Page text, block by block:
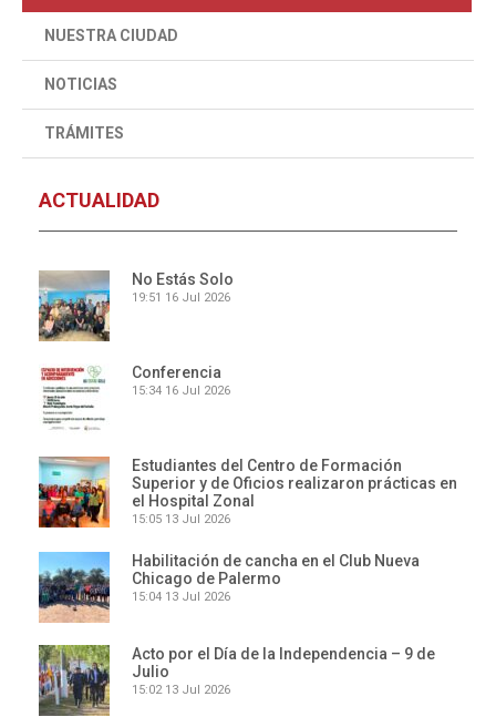
NUESTRA CIUDAD
NOTICIAS
TRÁMITES
ACTUALIDAD
No Estás Solo
19:51 16 Jul 2026
Conferencia
15:34 16 Jul 2026
Estudiantes del Centro de Formación
Superior y de Oficios realizaron prácticas en
el Hospital Zonal
15:05 13 Jul 2026
Habilitación de cancha en el Club Nueva
Chicago de Palermo
15:04 13 Jul 2026
Acto por el Día de la Independencia – 9 de
Julio
15:02 13 Jul 2026